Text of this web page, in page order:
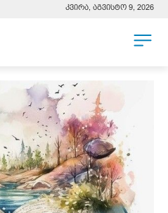
კვირა, აგვისტო 9, 2026